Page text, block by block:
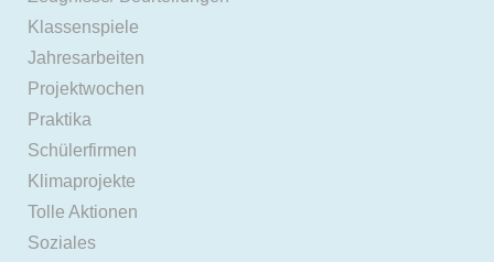
Klassenspiele
Jahresarbeiten
Projektwochen
Praktika
Schülerfirmen
Klimaprojekte
Tolle Aktionen
Soziales